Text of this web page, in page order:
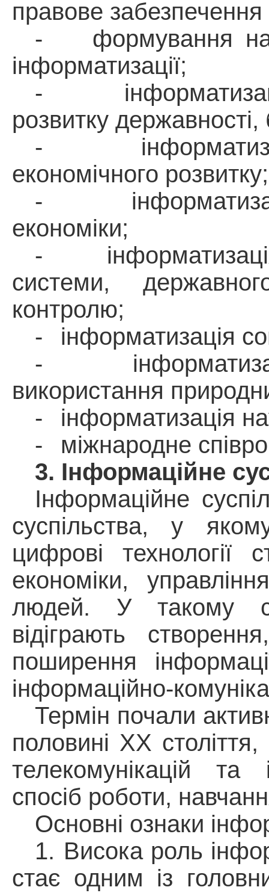
правове забезпечення
-
формування
інформатизації;
-
розвитку
-
економічного розвитку;
-
економіки;
-
системи,
контролю;
-
інформатизація
-
використання
-
інформатизація
-
міжнародне
3. Інформаційне
Інформаційне
суспільства, у
цифрові технології
економіки,
людей. У такому
відіграють
поширення
інформаційно-
Термін почали
половині ХХ
телекомунікацій та
спосіб роботи,
Основні ознаки
1. Висока роль
стає одним із